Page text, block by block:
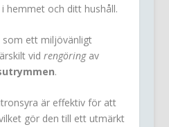
hemmet och ditt hushåll.
ett miljövänligt
vid rengöringav
.
är effektiv för att
gör den till ett utmärkt